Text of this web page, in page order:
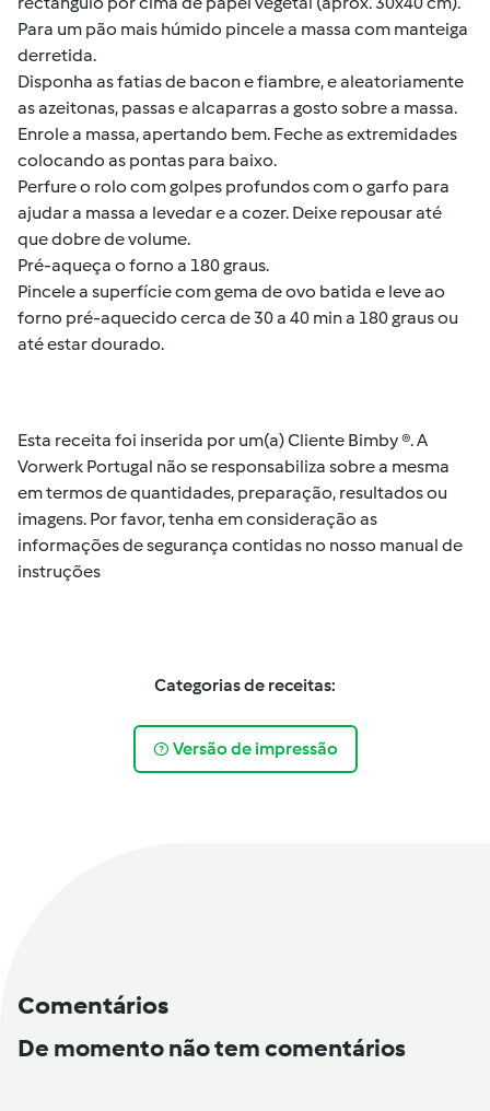
Para um pão mais húmido pincele a massa com manteiga
derretida.
Disponha as fatias de bacon e fiambre, e aleatoriamente
as azeitonas, passas e alcaparras a gosto sobre a massa.
Enrole a massa, apertando bem. Feche as extremidades
colocando as pontas para baixo.
Perfure o rolo com golpes profundos com o garfo para
ajudar a massa a levedar e a cozer. Deixe repousar até
que dobre de volume.
Pré-aqueça o forno a 180 graus.
Pincele a superfície com gema de ovo batida e leve ao
forno pré-aquecido cerca de 30 a 40 min a 180 graus ou
até estar dourado.
Esta receita foi inserida por um(a) Cliente Bimby ®. A
Vorwerk Portugal não se responsabiliza sobre a mesma
em termos de quantidades, preparação, resultados ou
imagens. Por favor, tenha em consideração as
informações de segurança contidas no nosso manual de
instruções
Categorias de receitas:
Versão de impressão
Comentários
De momento não tem comentários